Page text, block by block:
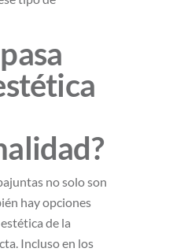
no solo son
hay opciones
de la
Incluso en los